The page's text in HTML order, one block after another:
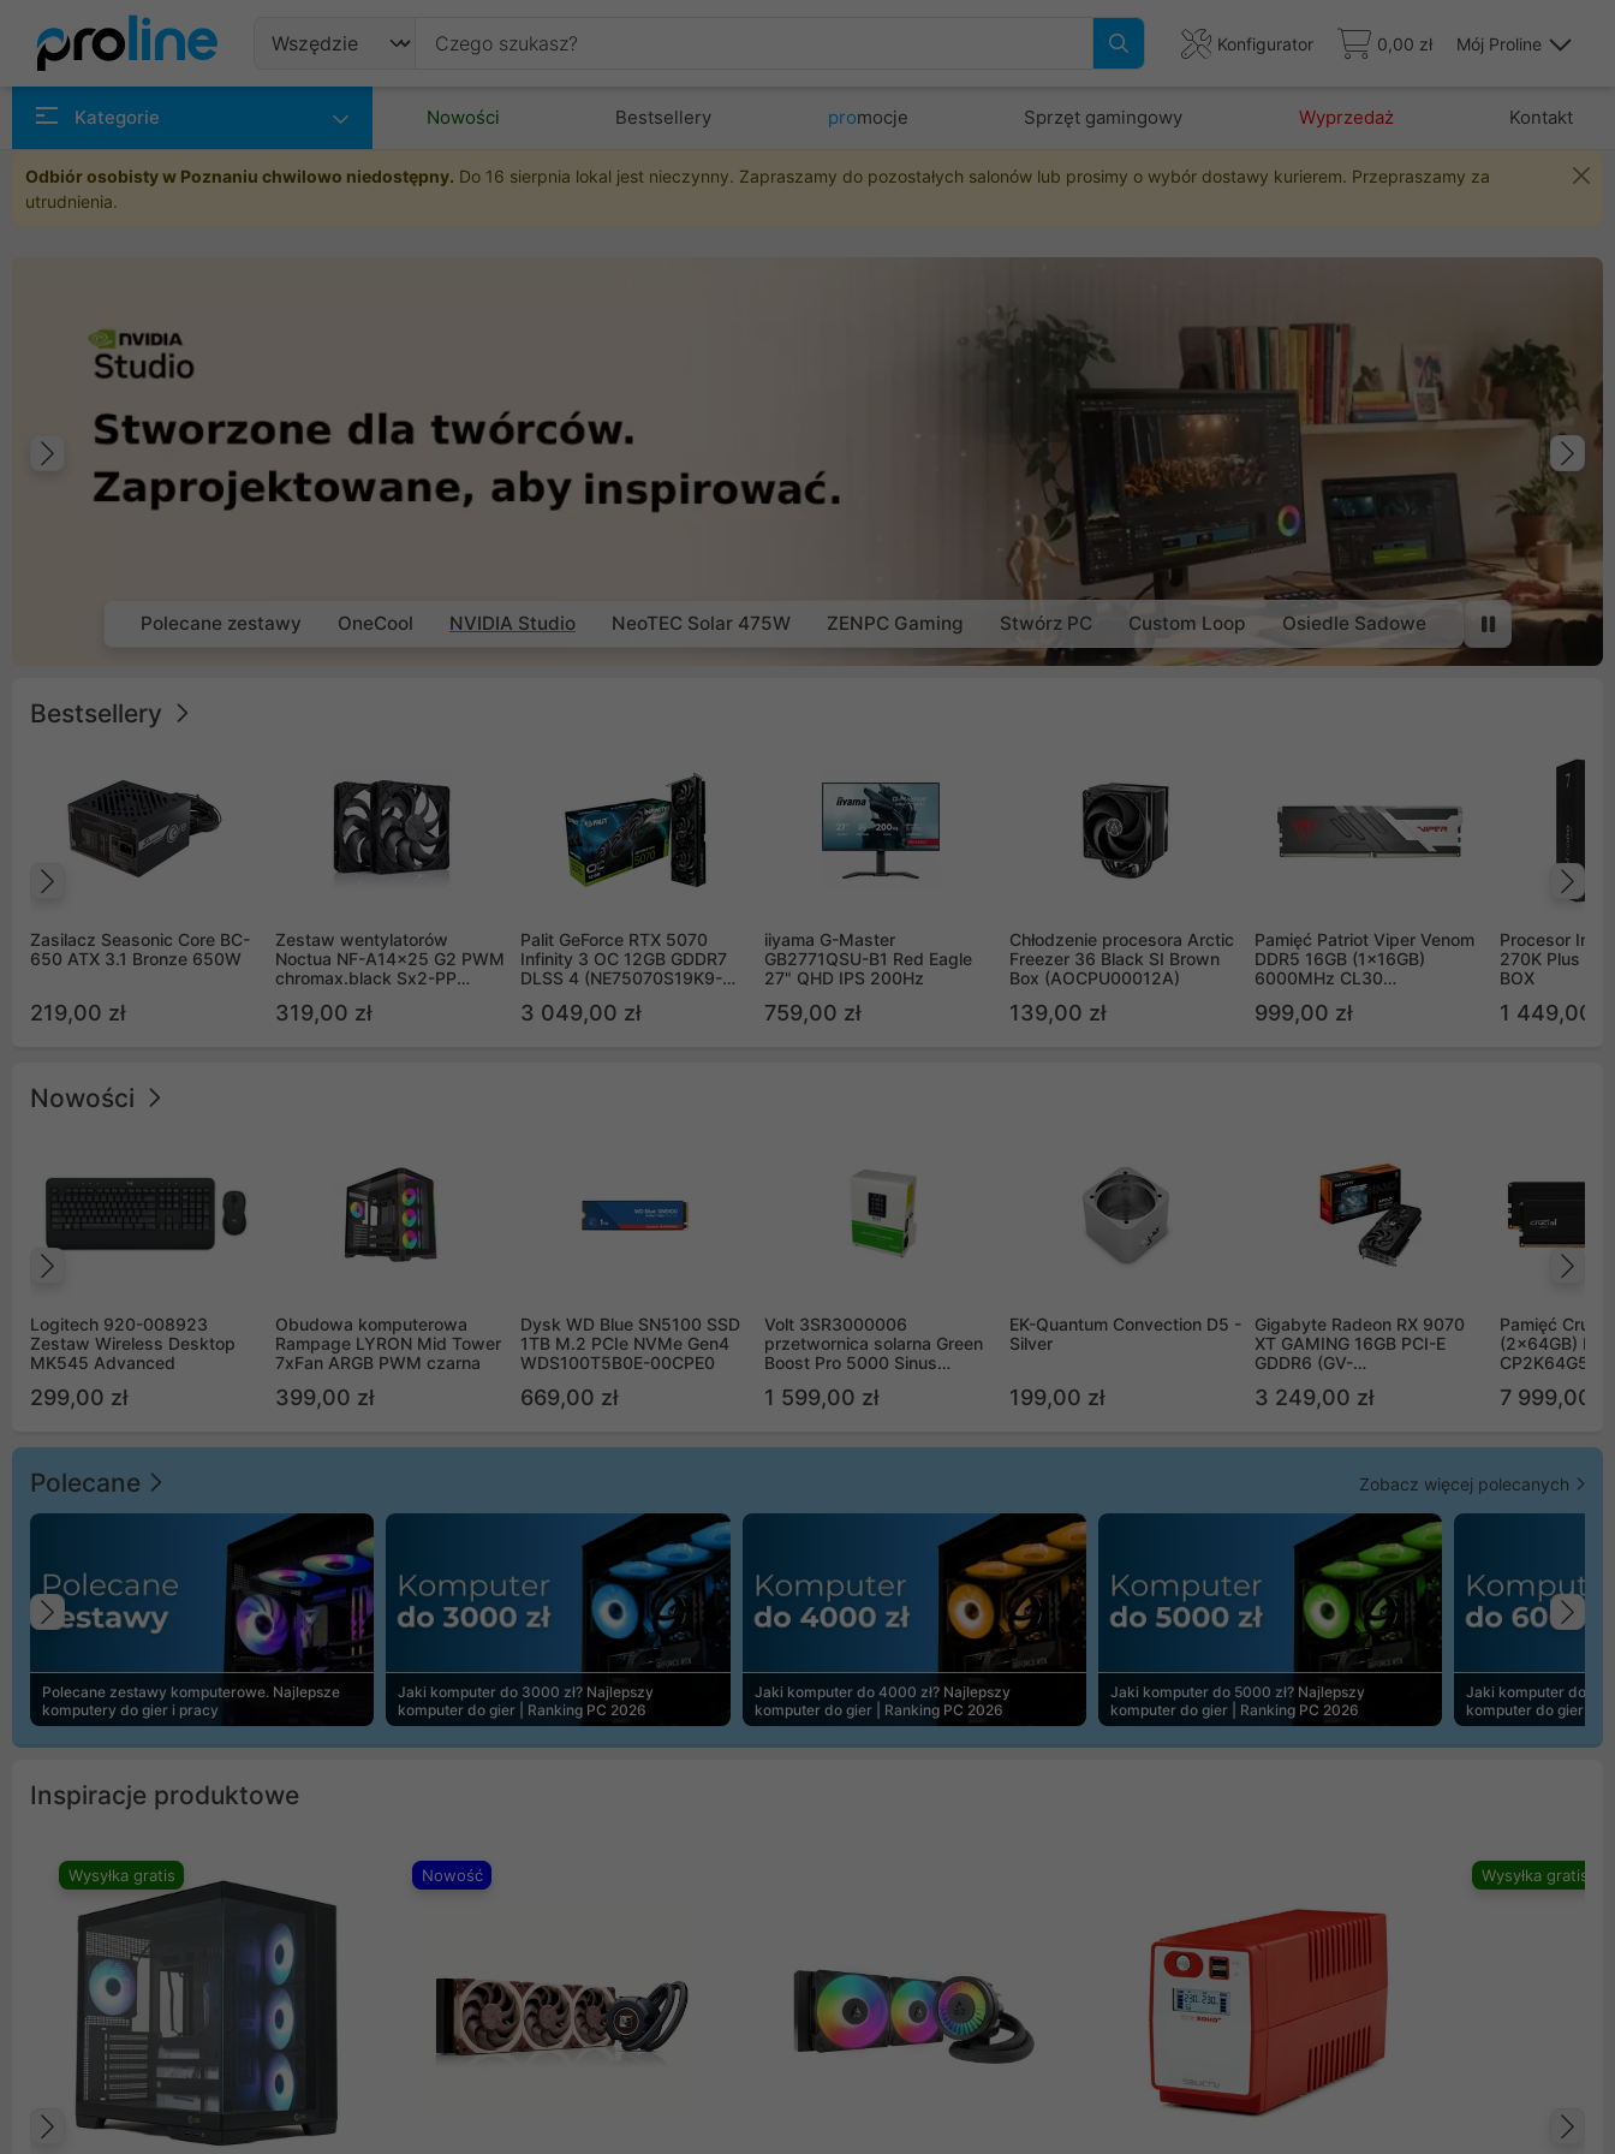
Konfigurator 0,00 zł Mój Proline
Kategorie Nowości Bestsellery promocje Sprzęt gamingowy Wyprzedaż Kontakt
Odbiór osobisty w Poznaniu chwilowo niedostępny. Do 16 sierpnia lokal jest nieczynny. Zapraszamy do pozostałych salonów lub prosimy o wybór dostawy kurierem. Przepraszamy za
utrudnienia.
Poprzedni
Polecane zestawy OneCool NVIDIA Studio NeoTEC Solar 475W ZENPC Gaming Stwórz PC Custom Loop Osiedle Sadowe
Bestsellery
Zasilacz Seasonic Core BC-
650 ATX 3.1 Bronze 650W
219,00 zł
Zestaw wentylatorów
Noctua NF-A14x25 G2 PWM
chromax.black Sx2-PP
(2szt)
319,00 zł
Palit GeForce RTX 5070
Infinity 3 OC 12GB GDDR7
DLSS 4 (NE75070S19K9-
3 049,00 zł
iiyama G-Master
GB2771QSU-B1 Red Eagle
27" QHD IPS 200Hz
759,00 zł
Chłodzenie procesora Arctic
Freezer 36 Black SI Brown
Box (AOCPU00012A)
139,00 zł
Pamięć Patriot Viper Venom
DDR5 16GB (1x16GB)
6000MHz CL30
999,00 zł
Procesor Intel
270K Plus
BOX
1 449,00 zł
Nowości
Logitech 920-008923
Zestaw Wireless Desktop
MK545 Advanced
299,00 zł
Obudowa komputerowa
Rampage LYRON Mid Tower
7xFan ARGB PWM czarna
399,00 zł
Dysk WD Blue SN5100 SSD
1TB M.2 PCIe NVMe Gen4
WDS100T5B0E-00CPE0
669,00 zł
Volt 3SR3000006
przetwornica solarna Green
Boost Pro 5000 Sinus
1 599,00 zł
EK-Quantum Convection D5 -
Silver
199,00 zł
Gigabyte Radeon RX 9070
XT GAMING 16GB PCI-E
GDDR6 (GV-
3 249,00 zł
Pamięć
(2x64GB)
7 999,00 zł
Polecane Zobacz więcej polecanych
Polecane zestawy komputerowe. Najlepsze
komputery do gier i pracy
Jaki komputer do 3000 zł? Najlepszy
komputer do gier | Ranking PC 2026
Jaki komputer do 4000 zł? Najlepszy
komputer do gier | Ranking PC 2026
Jaki komputer do 5000 zł? Najlepszy
komputer do gier | Ranking PC 2026
Jaki komputer do
komputer do gier |
Poprzedni
Inspiracje produktowe
Wysyłka gratis Nowość Wysyłka gratis